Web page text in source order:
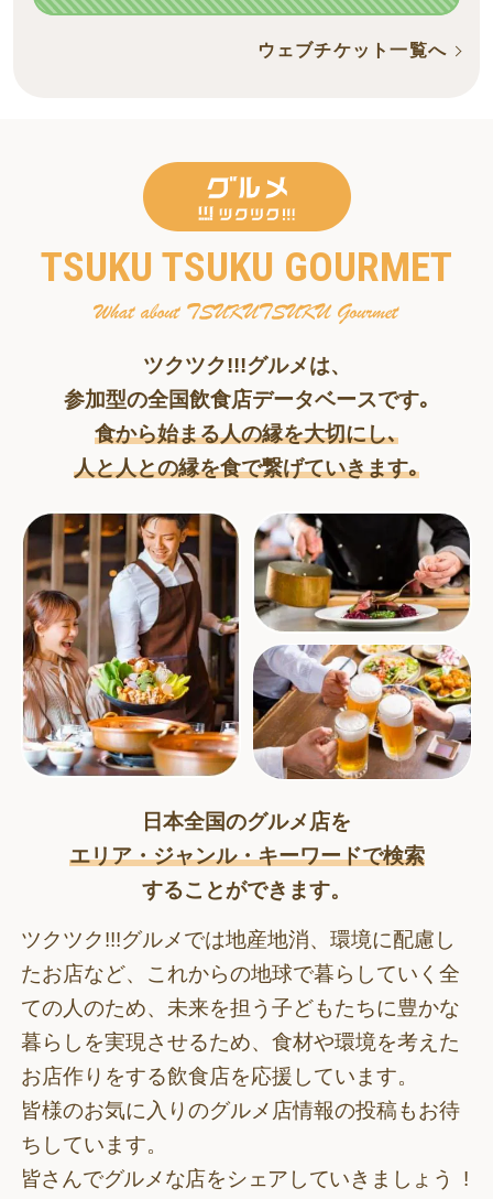
ウェブチケット一覧へ
TSUKU TSUKU GOURMET
ツクツク!!!グルメは、
参加型の全国飲食店データベースです｡
食から始まる人の縁を大切にし､
人と人との縁を食で繋げていきます｡
日本全国のグルメ店を
エリア・ジャンル・キーワードで検索
することができます。
ツクツク!!!グルメでは地産地消、環境に配慮し
たお店など、これからの地球で暮らしていく全
ての人のため、 未来を担う子どもたちに豊かな
暮らしを実現させるため、食材や環境を考えた
お店作りをする飲食店を応援しています。
皆様のお気に入りのグルメ店情報の投稿もお待
ちしています。
皆さんでグルメな店をシェアしていきましょう !